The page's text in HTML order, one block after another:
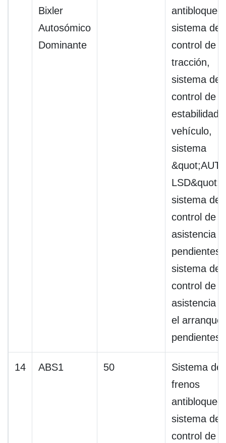
Bixler
Autosómico
Dominante
antibloqueo,
sistema de
control de
tracción,
sistema de
control de
estabilidad
vehículo,
sistema
LSD&quot;,
sistema de
control de
asistencia
pendientes,
sistema de
control de
asistencia
el arranque
pendientes
14 ABS1 50
Sistema de
frenos
antibloqueo,
sistema de
control de